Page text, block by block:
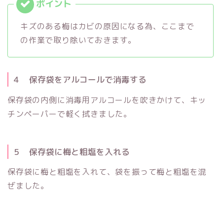
キズのある梅はカビの原因になる為、ここまで
の作業で取り除いておきます。
４ 保存袋をアルコールで消毒する
保存袋の内側に消毒用アルコールを吹きかけて、キッ
チンペーパーで軽く拭きました。
５ 保存袋に梅と粗塩を入れる
保存袋に梅と粗塩を入れて、袋を振って梅と粗塩を混
ぜました。